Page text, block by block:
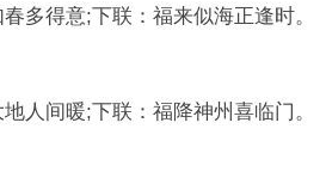
多得意;下联：福来似海正逢时。
人间暖;下联：福降神州喜临门。